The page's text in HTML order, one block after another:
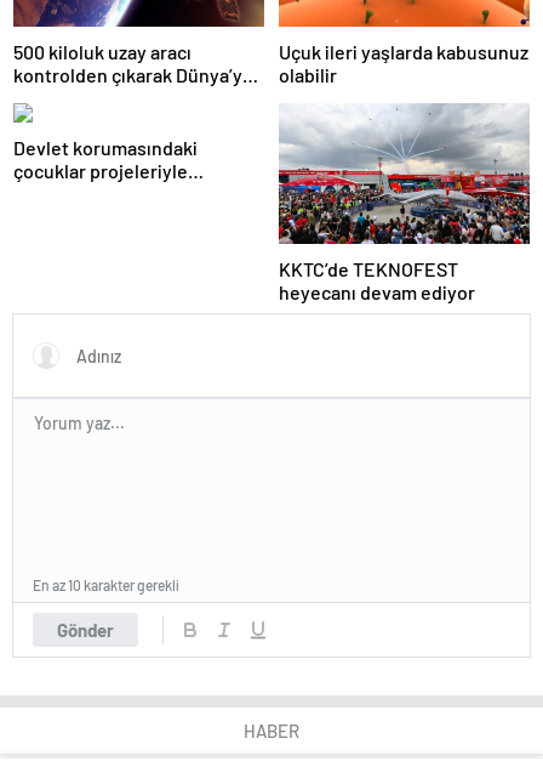
500 kiloluk uzay aracı
kontrolden çıkarak Dünya’ya
düşecek
Uçuk ileri yaşlarda kabusunuz
olabilir
Devlet korumasındaki
çocuklar projeleriyle
KKTC’de TEKNOFEST
heyecanı devam ediyor
Gönder
En az 10 karakter gerekli
HABER